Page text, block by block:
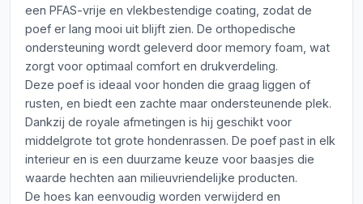
een PFAS-vrije en vlekbestendige coating, zodat de
poef er lang mooi uit blijft zien. De orthopedische
ondersteuning wordt geleverd door memory foam, wat
zorgt voor optimaal comfort en drukverdeling.
Deze poef is ideaal voor honden die graag liggen of
rusten, en biedt een zachte maar ondersteunende plek.
Dankzij de royale afmetingen is hij geschikt voor
middelgrote tot grote hondenrassen. De poef past in elk
interieur en is een duurzame keuze voor baasjes die
waarde hechten aan milieuvriendelijke producten.
De hoes kan eenvoudig worden verwijderd en